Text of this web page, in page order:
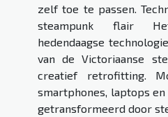
zelf toe te passen.
steampunk flair
hedendaagse
van de Victoriaanse
creatief retrofitting.
smartphones, laptops
getransformeerd door